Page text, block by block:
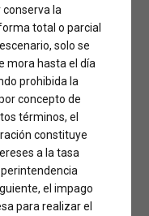
conserva la
total o parcial
solo se
mora hasta el día
prohibida la
concepto de
términos, el
constituye
a la tasa
el impago
para realizar el